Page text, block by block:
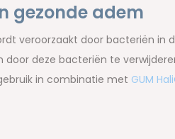
gezonde adem
veroorzaakt door bacteriën in
deze bacteriën te
in combinatie met GUM